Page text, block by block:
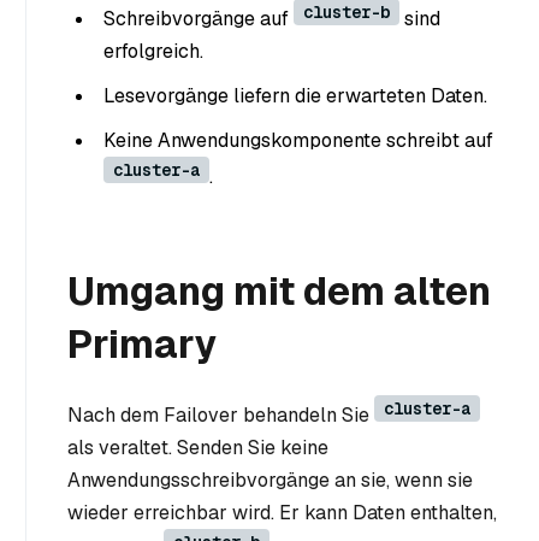
Schreibvorgänge auf cluster-b
sind
erfolgreich.
Lesevorgänge liefern die erwarteten Daten.
Keine Anwendungskomponente schreibt auf
cluster-a .
Umgang mit dem alten
Primary
Nach dem Failover behandeln Sie cluster-a
als veraltet. Senden Sie keine
Anwendungsschreibvorgänge an sie, wenn sie
wieder erreichbar wird. Er kann Daten enthalten,